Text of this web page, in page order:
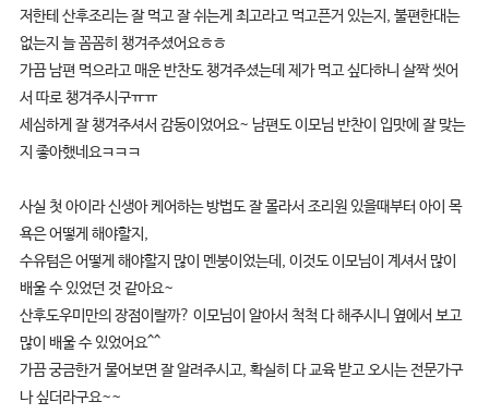
저한테 산후조리는 잘 먹고 잘 쉬는게 최고라고 먹고픈거 있는지, 불편한대는
없는지 늘 꼼꼼히 챙겨주셨어요ㅎㅎ
가끔 남편 먹으라고 매운 반찬도 챙겨주셨는데 제가 먹고 싶다하니 살짝 씻어
서 따로 챙겨주시구ㅠㅠ
세심하게 잘 챙겨주셔서 감동이었어요~ 남편도 이모님 반찬이 입맛에 잘 맞는
지 좋아했네요ㅋㅋㅋ
사실 첫 아이라 신생아 케어하는 방법도 잘 몰라서 조리원 있을때부터 아이 목
욕은 어떻게 해야할지,
수유텀은 어떻게 해야할지 많이 멘붕이었는데, 이것도 이모님이 계셔서 많이
배울 수 있었던 것 같아요~
산후도우미만의 장점이랄까? 이모님이 알아서 척척 다 해주시니 옆에서 보고
많이 배울 수 있었어요^^
가끔 궁금한거 물어보면 잘 알려주시고, 확실히 다 교육 받고 오시는 전문가구
나 싶더라구요~~